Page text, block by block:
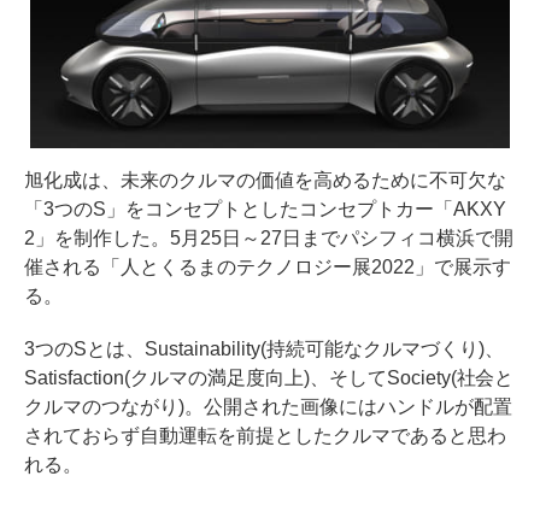
旭化成は、未来のクルマの価値を高めるために不可欠な
「3つのS」をコンセプトとしたコンセプトカー「AKXY
2」を制作した。5月25日～27日までパシフィコ横浜で開
催される「人とくるまのテクノロジー展2022」で展示す
る。
3つのSとは、Sustainability(持続可能なクルマづくり)、
Satisfaction(クルマの満足度向上)、そしてSociety(社会と
クルマのつながり)。公開された画像にはハンドルが配置
されておらず自動運転を前提としたクルマであると思わ
れる。